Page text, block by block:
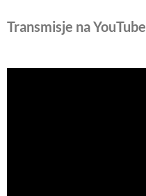
Transmisje na YouTube